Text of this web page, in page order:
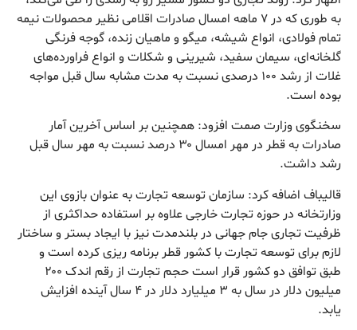
به طوری که در ۷ ماهه امسال صادرات اقلامی نظیر محصولات نیمه
تمام فولادی، انواع شیشه، میگو و ماهیان زنده، گوجه فرنگی
گلخانه‌ای، سیمان سفید، شیرینی و شکلات و انواع فراورده‌های
غلات از رشد ۱۰۰ درصدی نسبت به مدت مشابه سال قبل مواجه
بوده است.
سخنگوی وزارت صمت افزود: همچنین بر اساس آخرین آمار
صادرات به قطر در مهر امسال ۳۰ درصد نسبت به مهر سال قبل
رشد داشت.
قالیباف اضافه کرد: سازمان توسعه تجارت به عنوان بازوی این
وزارتخانه در حوزه تجارت خارجی علاوه بر استفاده حداکثری از
ظرفیت تجاری جام جهانی در بلندمدت نیز با ایجاد بستر و ساختار
لازم برای توسعه تجارت با کشور قطر برنامه ریزی کرده است و
طبق توافق دو کشور قرار است حجم تجارت از رقم اندک ۲۰۰
میلیون دلار در سال به ۳ میلیارد دلار در ۴ سال آینده افزایش
یابد.